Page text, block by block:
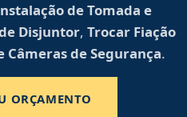
de Tomada e
Disjuntor, Trocar Fiação
Câmeras de Segurança.
ORÇAMENTO